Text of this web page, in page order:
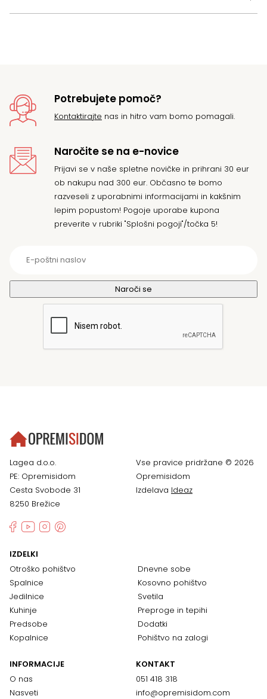
Potrebujete pomoč?
Kontaktirajte nas in hitro vam bomo pomagali.
Naročite se na e-novice
Prijavi se v naše spletne novičke in prihrani 30 eur
ob nakupu nad 300 eur. Občasno te bomo
razveseli z uporabnimi informacijami in kakšnim
lepim popustom! Pogoje uporabe kupona
preverite v rubriki "Splošni pogoji"/točka 5!
Lagea d.o.o.
PE: Opremisidom
Cesta Svobode 31
8250 Brežice
Vse pravice pridržane © 2026
Opremisidom
Izdelava Ideaz
IZDELKI
Otroško pohištvo
Spalnice
Jedilnice
Kuhinje
Predsobe
Kopalnice
Dnevne sobe
Kosovno pohištvo
Svetila
Preproge in tepihi
Dodatki
Pohištvo na zalogi
INFORMACIJE
O nas
Nasveti
KONTAKT
051 418 318
info@opremisidom.com